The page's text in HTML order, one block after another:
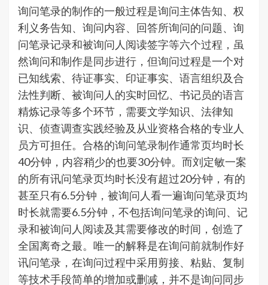
询问笔录的制作的一般过程是询问主体告知、权
利义务告知、询问内容、回答所询问的问题、询
问笔录记录和被询问人阅读签字等六个过程，虽
然询问和制作是同步进行，但询问过程是一个对
已知线索、待证事实、印证事实、语言组织及合
法性判断、被询问人的实时回忆、书记员的语言
精炼记录等多个环节，需要文学知识、法律知
识、侦查调查实践经验及从业资格合格的专业人
员方可担任。合格的询问笔录制作通常页均时长
40分钟，内容稍少的也要30分钟。而刘定敏一案
的所有讯问笔录页均时长没有超过20分钟，有的
甚至只有6.5分钟，被询问人看一遍询问笔录页均
时长就需要6.5分钟，不包括询问笔录的询问、记
录和被询问人阅读及其需要修改的时间，创造了
全国离奇之最。唯一的解释是在询问前就制作好
讯问笔录，在询问过程中采用剪接、粘贴、复制
等技术手段简单的增加或删减，并不是询问同步